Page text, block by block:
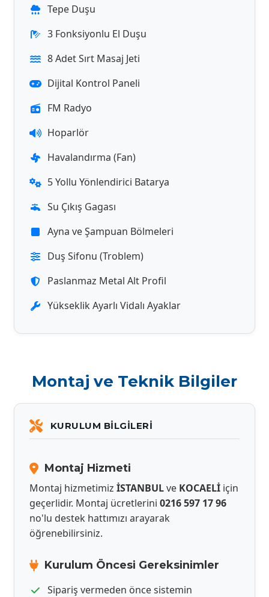
Tepe Duşu
3 Fonksiyonlu El Duşu
8 Adet Sırt Masaj Jeti
Dijital Kontrol Paneli
FM Radyo
Hoparlör
Havalandırma (Fan)
5 Yollu Yönlendirici Batarya
Su Çıkış Gagası
Ayna ve Şampuan Bölmeleri
Duş Sifonu (Troblem)
Paslanmaz Metal Alt Profil
Yükseklik Ayarlı Vidalı Ayaklar
Montaj ve Teknik Bilgiler
KURULUM BILGILERI
Montaj Hizmeti
Montaj hizmetimiz İSTANBULve KOCAELİ için
geçerlidir. Montaj ücretlerini 0216 597 17 96
no'lu destek hattımızı arayarak
öğrenebilirsiniz.
Kurulum Öncesi Gereksinimler
Sipariş vermeden önce sistemin